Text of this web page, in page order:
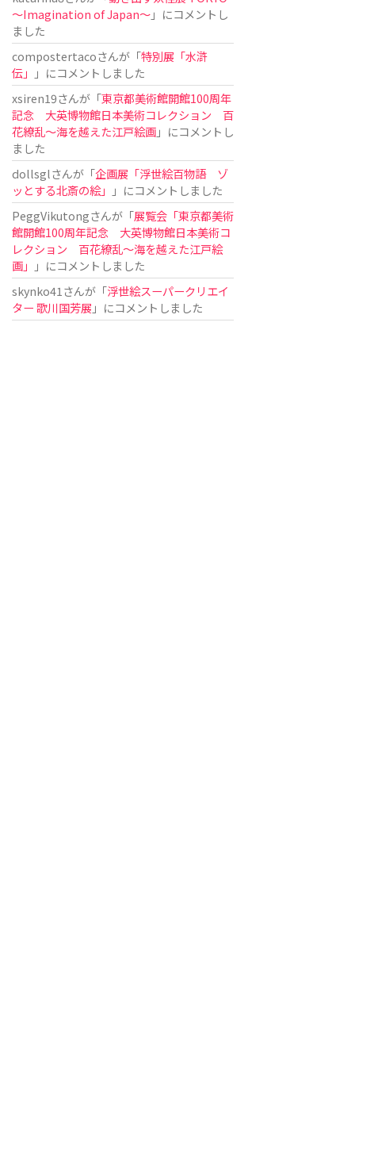
〜Imagination of Japan〜」にコメントし
ました
compostertacoさんが「特別展「水滸
伝」
」にコメントしました
xsiren19さんが「東京都美術館開館100周年
記念 大英博物館日本美術コレクション 百
花繚乱～海を越えた江戸絵画」にコメントし
ました
dollsglさんが「企画展「浮世絵百物語 ゾ
ッとする北斎の絵」
」にコメントしました
PeggVikutongさんが「展覧会「東京都美術
館開館100周年記念 大英博物館日本美術コ
レクション 百花繚乱〜海を越えた江戸絵
画」
」にコメントしました
skynko41 さんが「浮世絵スーパークリエイ
ター 歌川国芳展 」にコメントしました